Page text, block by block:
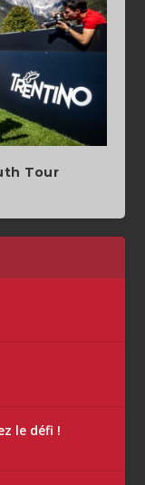
Tour
le défi !